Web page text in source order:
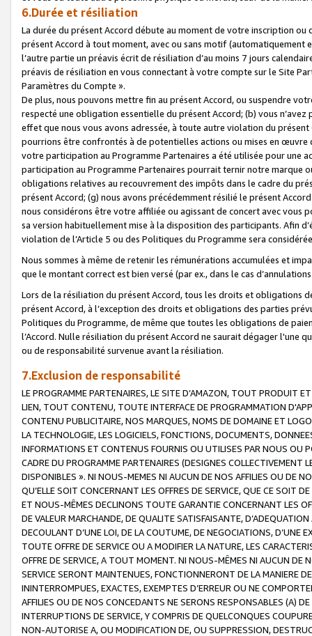
6.Durée et résiliation
La durée du présent Accord débute au moment de votre inscription
présent Accord à tout moment, avec ou sans motif (automatiquement
l’autre partie un préavis écrit de résiliation d’au moins 7 jours
préavis de résiliation en vous connectant à votre compte sur le Site
Paramètres du Compte ».
De plus, nous pouvons mettre fin au présent Accord, ou suspendre
respecté une obligation essentielle du présent Accord; (b) vous
effet que nous vous avons adressée, à toute autre violation du
pourrions être confrontés à de potentielles actions ou mises en
votre participation au Programme Partenaires a été utilisée pour une
participation au Programme Partenaires pourrait ternir notre marque
obligations relatives au recouvrement des impôts dans le cadre du
présent Accord; (g) nous avons précédemment résilié le présent
nous considérons être votre affiliée ou agissant de concert avec vous
sa version habituellement mise à la disposition des participants. Afin
violation de l’Article 5 ou des Politiques du Programme sera
Nous sommes à même de retenir les rémunérations accumulées et
que le montant correct est bien versé (par ex., dans le cas
Lors de la résiliation du présent Accord, tous les droits et obligations
présent Accord, à l’exception des droits et obligations des parties
Politiques du Programme, de même que toutes les obligations de
l’Accord. Nulle résiliation du présent Accord ne saurait dégager l'une
ou de responsabilité survenue avant la résiliation.
7.Exclusion de responsabilité
LE PROGRAMME PARTENAIRES, LE SITE D’AMAZON, TOUT PRODUIT
LIEN, TOUT CONTENU, TOUTE INTERFACE DE PROGRAMMATION
CONTENU PUBLICITAIRE, NOS MARQUES, NOMS DE DOMAINE ET
LA TECHNOLOGIE, LES LOGICIELS, FONCTIONS, DOCUMENTS,
INFORMATIONS ET CONTENUS FOURNIS OU UTILISES PAR NOUS OU
CADRE DU PROGRAMME PARTENAIRES (DESIGNES COLLECTIVEMENT
DISPONIBLES ». NI NOUS-MEMES NI AUCUN DE NOS AFFILIES OU DE
QU’ELLE SOIT CONCERNANT LES OFFRES DE SERVICE, QUE CE SOIT
ET NOUS-MÊMES DECLINONS TOUTE GARANTIE CONCERNANT LES
DE VALEUR MARCHANDE, DE QUALITE SATISFAISANTE,
DECOULANT D’UNE LOI, DE LA COUTUME, DE NEGOCIATIONS, D’UNE
TOUTE OFFRE DE SERVICE OU A MODIFIER LA NATURE, LES
OFFRE DE SERVICE, A TOUT MOMENT. NI NOUS-MÊMES NI AUCUN DE
SERVICE SERONT MAINTENUES, FONCTIONNERONT DE LA MANIERE
ININTERROMPUES, EXACTES, EXEMPTES D’ERREUR OU NE
AFFILIES OU DE NOS CONCEDANTS NE SERONS RESPONSABLES (A)
INTERRUPTIONS DE SERVICE, Y COMPRIS DE QUELCONQUES
NON-AUTORISE A, OU MODIFICATION DE, OU SUPPRESSION,